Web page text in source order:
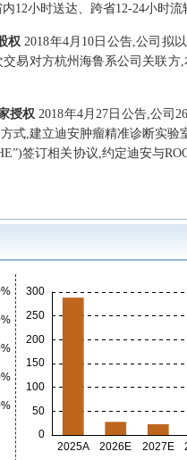
12小时送达、跨省12-24小时
权2018年4月10日公告,公司拟
易对方杭州海鲁系公司关联
授权2018年4月27日公告,公司
式,建立迪安肿瘤精准诊断实
签订相关协议,约定迪安与